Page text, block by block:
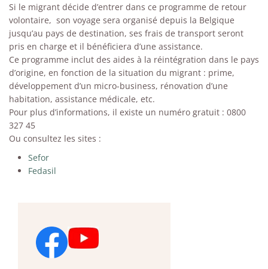
Si le migrant décide d’entrer dans ce programme de retour
volontaire, son voyage sera organisé depuis la Belgique
jusqu’au pays de destination, ses frais de transport seront
pris en charge et il bénéficiera d’une assistance.
Ce programme inclut des aides à la réintégration dans le pays
d’origine, en fonction de la situation du migrant : prime,
développement d’un micro-business, rénovation d’une
habitation, assistance médicale, etc.
Pour plus d’informations, il existe un numéro gratuit : 0800
327 45
Ou consultez les sites :
Sefor
Fedasil